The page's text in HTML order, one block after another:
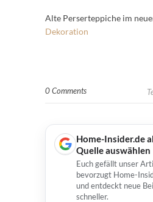
Alte Perserteppiche im
Dekoration
0 Comments
Home-Insider.de
Quelle auswählen
Euch gefällt unser
bevorzugt Home-
und entdeckt neue
schneller.